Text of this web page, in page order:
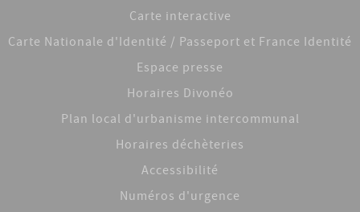
Carte interactive
Carte Nationale d'Identité / Passeport et France Identité
Espace presse
Horaires Divonéo
Plan local d'urbanisme intercommunal
Horaires déchèteries
Accessibilité
Numéros d'urgence